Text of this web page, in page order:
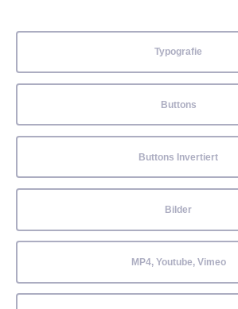
Typografie
Buttons
Buttons Invertiert
Bilder
MP4, Youtube, Vimeo